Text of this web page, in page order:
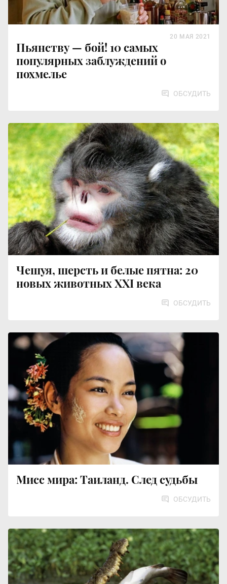
Пьянству — бой! 10 самых
популярных заблуждений о
похмелье
20 МАЯ 2021
ОБСУДИТЬ
Чешуя, шерсть и белые пятна: 20
новых животных XXI века
ОБСУДИТЬ
Мисс мира: Таиланд. След судьбы
ОБСУДИТЬ